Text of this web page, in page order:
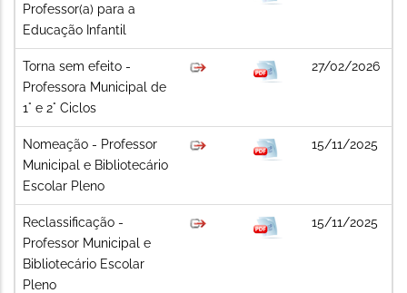
Professor(a) para a
Educação Infantil
Torna sem efeito -
Professora Municipal de
1° e 2° Ciclos
27/02/2026
Nomeação - Professor
Municipal e Bibliotecário
Escolar Pleno
15/11/2025
Reclassificação -
Professor Municipal e
Bibliotecário Escolar
Pleno
15/11/2025